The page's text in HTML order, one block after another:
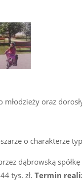
młodzieży oraz
o charakterze
dąbrowską spółkę
tys. zł. Termin